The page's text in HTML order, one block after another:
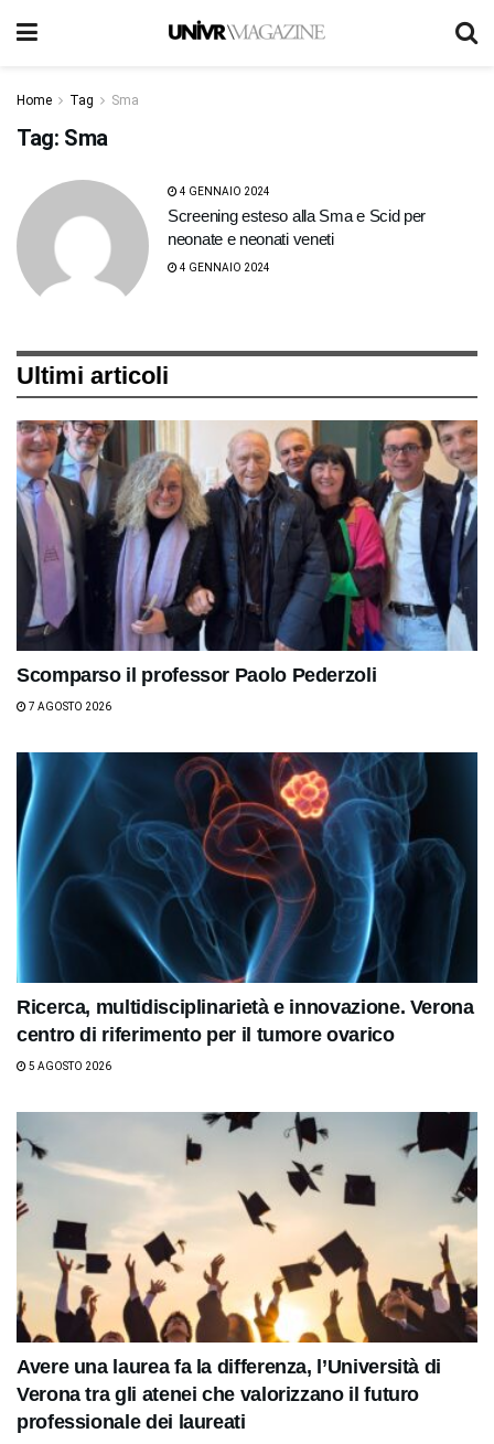
Home Tag Sma
Tag: Sma
4 GENNAIO 2024
Screening esteso alla Sma e Scid per
neonate e neonati veneti
4 GENNAIO 2024
Ultimi articoli
Scomparso il professor Paolo Pederzoli
7 AGOSTO 2026
Ricerca, multidisciplinarietà e innovazione. Verona
centro di riferimento per il tumore ovarico
5 AGOSTO 2026
Avere una laurea fa la differenza, l’Università di
Verona tra gli atenei che valorizzano il futuro
professionale dei laureati